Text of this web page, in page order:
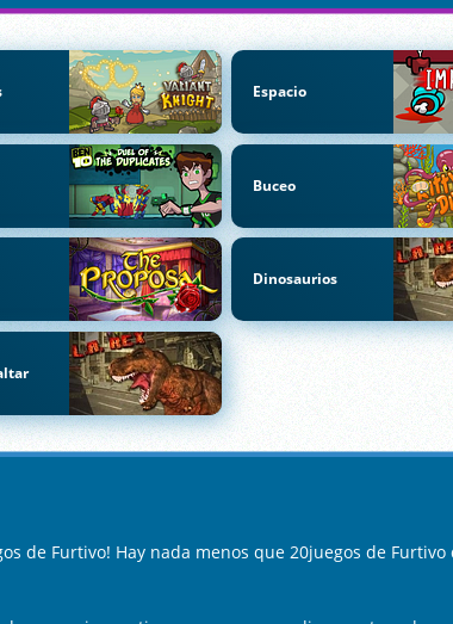
Espacio
Buceo
Dinosaurios
de Furtivo! Hay nada menos que 20juegos de